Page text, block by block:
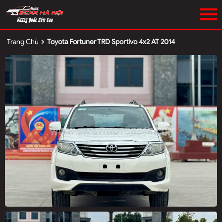
Trang Chủ Toyota Fortuner TRD Sportivo 4x2 AT 2014